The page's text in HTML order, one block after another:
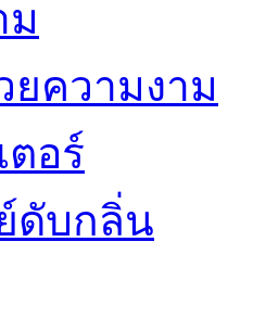
ม
ยความงาม
ตอร์
ดับกลิ่น